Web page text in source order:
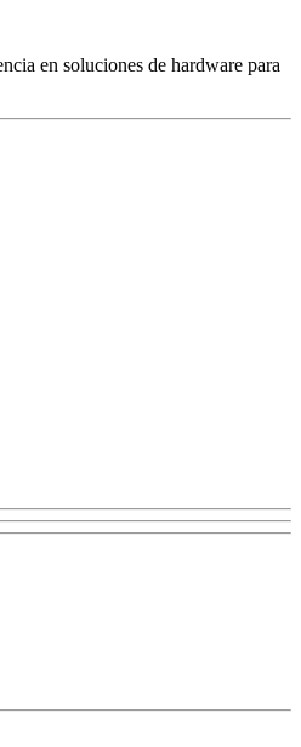
en soluciones de hardware para